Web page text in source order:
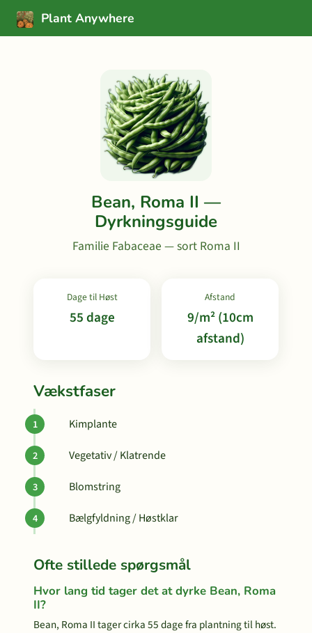
Plant Anywhere
Bean, Roma II —
Dyrkningsguide
Familie Fabaceae — sort Roma II
Dage til Høst
55 dage
Afstand
9/m² (10cm
afstand)
Vækstfaser
Kimplante
Vegetativ / Klatrende
Blomstring
Bælgfyldning / Høstklar
Ofte stillede spørgsmål
Hvor lang tid tager det at dyrke Bean, Roma
II?
Bean, Roma II tager cirka 55 dage fra plantning til høst.